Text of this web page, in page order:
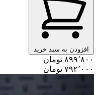
افزودن به سبد خرید
۸۹۹٬۸۰۰ تومان
۷۹۲٬۰۰۰ تومان